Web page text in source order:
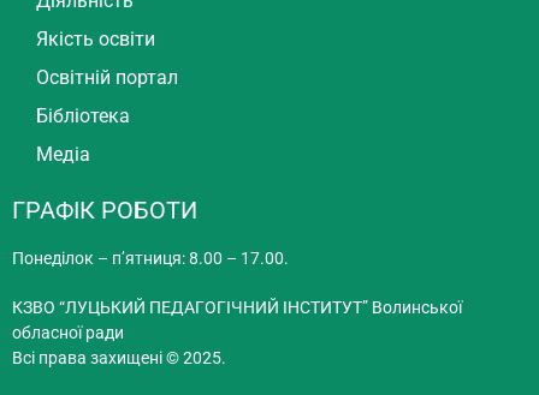
Якість освіти
Освітній портал
Бібліотека
Медіа
ГРАФІК РОБОТИ
Понеділок – п’ятниця: 8.00 – 17.00.
КЗВО “ЛУЦЬКИЙ ПЕДАГОГІЧНИЙ ІНСТИТУТ” Волинської
обласної ради
Всі права захищені © 2025.